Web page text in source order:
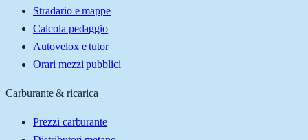
Stradario e mappe
Calcola pedaggio
Autovelox e tutor
Orari mezzi pubblici
Carburante & ricarica
Prezzi carburante